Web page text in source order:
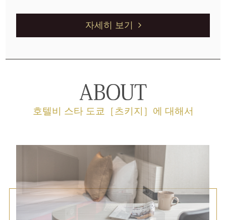
자세히 보기
호텔비 스타 도쿄［츠키지］에 대해서